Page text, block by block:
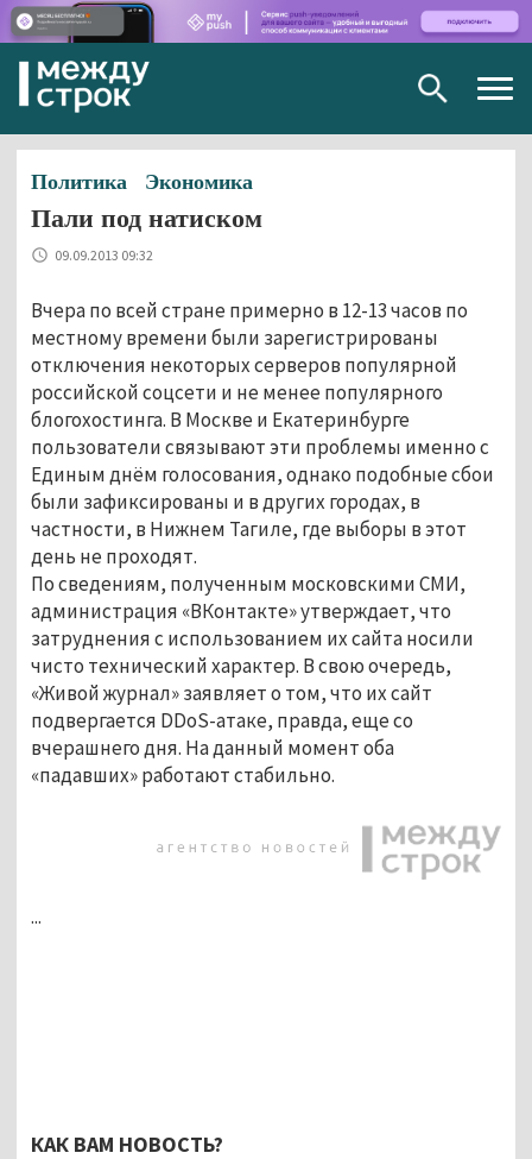
Политика Экономика
Пали под натиском
09.09.2013 09:32
Вчера по всей стране примерно в 12-13 часов по
местному времени были зарегистрированы
отключения некоторых серверов популярной
российской соцсети и не менее популярного
блогохостинга. В Москве и Екатеринбурге
пользователи связывают эти проблемы именно с
Единым днём голосования, однако подобные сбои
были зафиксированы и в других городах, в
частности, в Нижнем Тагиле, где выборы в этот
день не проходят.
По сведениям, полученным московскими СМИ,
администрация «ВКонтакте» утверждает, что
затруднения с использованием их сайта носили
чисто технический характер. В свою очередь,
«Живой журнал» заявляет о том, что их сайт
подвергается DDoS-атаке, правда, еще со
вчерашнего дня. На данный момент оба
«падавших» работают стабильно.
...
КАК ВАМ НОВОСТЬ?